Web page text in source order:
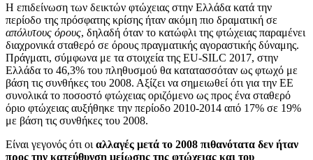
Η επιδείνωση των δεικτών φτώχειας στην Ελλάδα κατά την
περίοδο της πρόσφατης κρίσης ήταν ακόμη πιο δραματική σε
απόλυτους όρους, δηλαδή όταν το κατώφλι της φτώχειας παραμένει
διαχρονικά σταθερό σε όρους πραγματικής αγοραστικής δύναμης.
Πράγματι, σύμφωνα με τα στοιχεία της EU-SILC 2017, στην
Ελλάδα το 46,3% του πληθυσμού θα κατατασσόταν ως φτωχό με
βάση τις συνθήκες του 2008. Αξίζει να σημειωθεί ότι για την ΕΕ
συνολικά το ποσοστό φτώχειας οριζόμενο ως προς ένα σταθερό
όριο φτώχειας αυξήθηκε την περίοδο 2010-2014 από 17% σε 19%
με βάση τις συνθήκες του 2008.
Είναι γεγονός ότι οι αλλαγές μετά το 2008 πιθανότατα δεν ήταν
προς την κατεύθυνση μείωσης της φτώχειας και του